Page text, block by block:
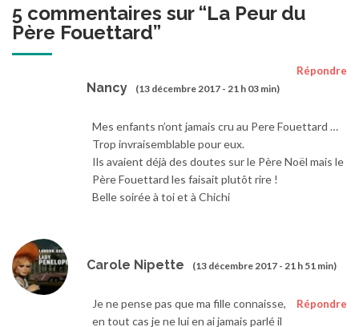
5 commentaires sur “La Peur du
Père Fouettard”
Nancy (13 décembre 2017 - 21 h 03 min)
Répondre
Mes enfants n’ont jamais cru au Pere Fouettard …
Trop invraisemblable pour eux.
Ils avaient déjà des doutes sur le Père Noël mais le
Père Fouettard les faisait plutôt rire !
Belle soirée à toi et à Chichi
Carole Nipette (13 décembre 2017 - 21 h 51 min)
Répondre
Je ne pense pas que ma fille connaisse,
en tout cas je ne lui en ai jamais parlé il